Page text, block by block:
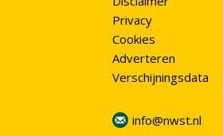
Privacy
Cookies
Adverteren
Verschijningsdata
info@nwst.nl